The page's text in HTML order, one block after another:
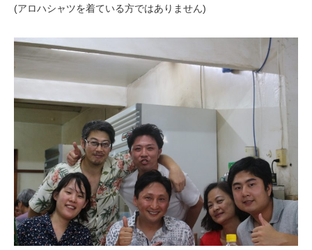
(アロハシャツを着ている方ではありません)